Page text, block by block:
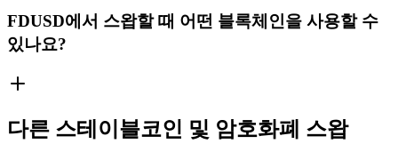
FDUSD에서 스왑할 때 어떤 블록체인을 사용할 수
있나요?
다른 스테이블코인 및 암호화폐 스왑